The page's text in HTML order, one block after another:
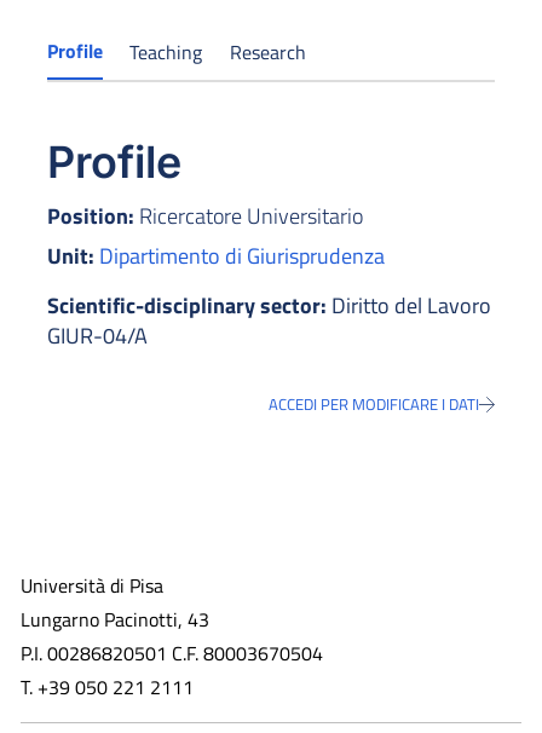
Profile Teaching Research
Profile
Position: Ricercatore Universitario
Unit: Dipartimento di Giurisprudenza
Scientific-disciplinary sector: Diritto del Lavoro
GIUR-04/A
ACCEDI PER MODIFICARE I DATI
Università di Pisa
Lungarno Pacinotti, 43
P.I. 00286820501 C.F. 80003670504
T. +39 050 221 2111